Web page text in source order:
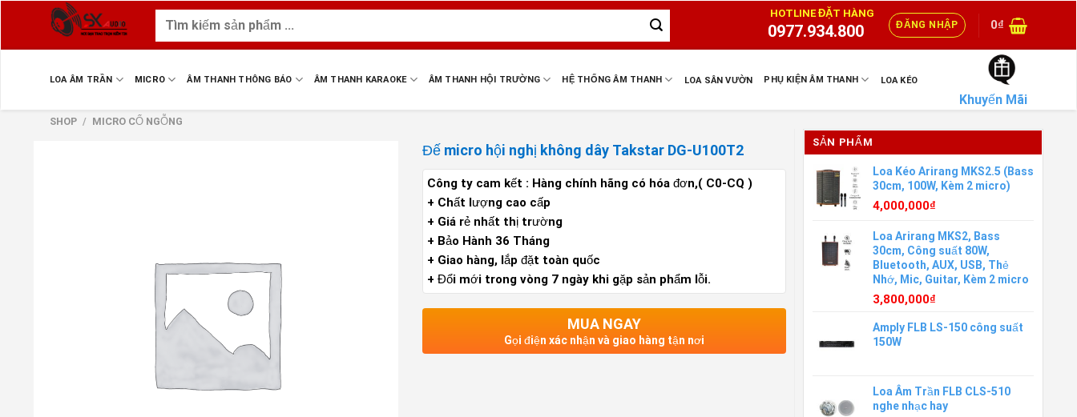
content
kiếm:
HOTLINE ĐẶT HÀNG
0977.934.800 ĐĂNG NHẬP 0₫
LOA ÂM TRẦN MICRO ÂM THANH THÔNG BÁO ÂM THANH KARAOKE ÂM THANH HỘI TRƯỜNG HỆ THỐNG ÂM THANH LOA SÂN VƯỜN PHỤ KIỆN ÂM THANH LOA KÉO
Khuyến Mãi
SHOP / MICRO CỔ NGỖNG
SẢN PHẨM
Loa Kéo Arirang MKS2.5 (Bass
30cm, 100W, Kèm 2 micro)
4,000,000₫
Loa Arirang MKS2, Bass
30cm, Công suất 80W,
Bluetooth, AUX, USB, Thẻ
Nhớ, Mic, Guitar, Kèm 2 micro
3,800,000₫
Amply FLB LS-150 công suất
150W
Loa Âm Trần FLB CLS-510
nghe nhạc hay
Đế micro hội nghị không dây Takstar DG-U100T2
Công ty cam kết : Hàng chính hãng có hóa đơn,( C0-CQ )
+ Chất lượng cao cấp
+ Giá rẻ nhất thị trường
+ Bảo Hành 36 Tháng
+ Giao hàng, lắp đặt toàn quốc
+ Đổi mới trong vòng 7 ngày khi gặp sản phẩm lỗi.
MUA NGAY
Gọi điện xác nhận và giao hàng tận nơi